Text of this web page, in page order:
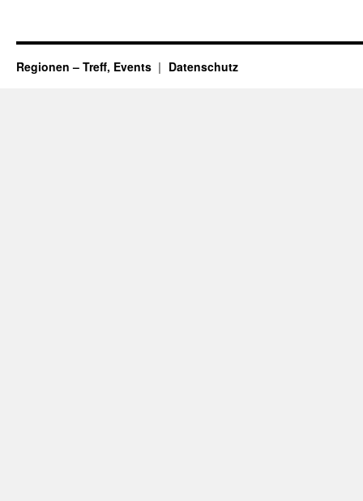
Regionen – Treff, Events Datenschutz